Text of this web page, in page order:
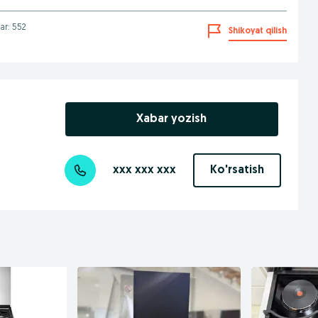
552 Shikoyat qilish
Xabar yozish
xxx xxx xxx Ko'rsatish